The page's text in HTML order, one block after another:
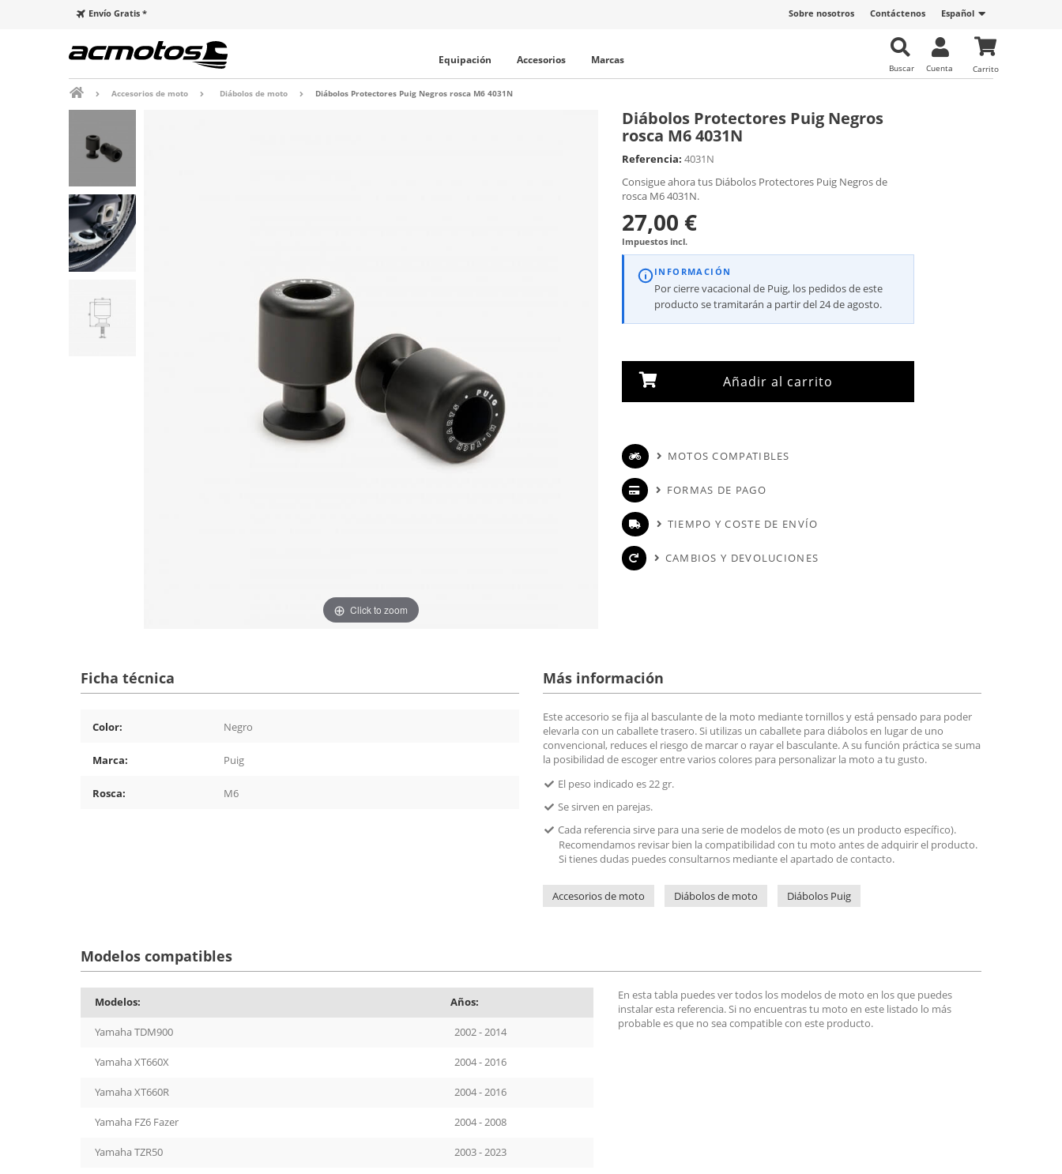
Español
Contáctenos
Sobre nosotros
Envío Gratis *
Carrito
Cuenta
Buscar
Equipación Accesorios Marcas
Accesorios de moto Diábolos de moto Diábolos Protectores Puig Negros rosca M6 4031N
Click to zoom
Diábolos Protectores Puig Negros
rosca M6 4031N
Referencia: 4031N
Consigue ahora tus Diábolos Protectores Puig Negros de
rosca M6 4031N.
27,00 €
Impuestos incl.
INFORMACIÓN
Por cierre vacacional de Puig, los pedidos de este
producto se tramitarán a partir del 24 de agosto.
Añadir al carrito
MOTOS COMPATIBLES
FORMAS DE PAGO
TIEMPO Y COSTE DE ENVÍO
CAMBIOS Y DEVOLUCIONES
Ficha técnica
Color: Negro
Marca: Puig
Rosca: M6
Más información
Este accesorio se fija al basculante de la moto mediante tornillos y está pensado para poder
elevarla con un caballete trasero. Si utilizas un caballete para diábolos en lugar de uno
convencional, reduces el riesgo de marcar o rayar el basculante. A su función práctica se suma
la posibilidad de escoger entre varios colores para personalizar la moto a tu gusto.
El peso indicado es 22 gr.
Se sirven en parejas.
Cada referencia sirve para una serie de modelos de moto (es un producto específico).
Recomendamos revisar bien la compatibilidad con tu moto antes de adquirir el producto.
Si tienes dudas puedes consultarnos mediante el apartado de contacto.
Accesorios de moto Diábolos de moto Diábolos Puig
Modelos compatibles
Modelos: Años:
Yamaha TDM900 2002 - 2014
Yamaha XT660X 2004 - 2016
Yamaha XT660R 2004 - 2016
Yamaha FZ6 Fazer 2004 - 2008
Yamaha TZR50 2003 - 2023
En esta tabla puedes ver todos los modelos de moto en los que puedes
instalar esta referencia. Si no encuentras tu moto en este listado lo más
probable es que no sea compatible con este producto.